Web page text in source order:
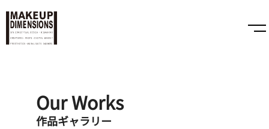
Our Works
作品ギャラリー